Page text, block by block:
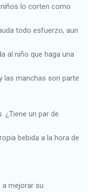
lo corten como
todo esfuerzo, aun
al niño que haga una
las manchas son parte
¿Tiene un par de
bebida a la hora de
a mejorar su